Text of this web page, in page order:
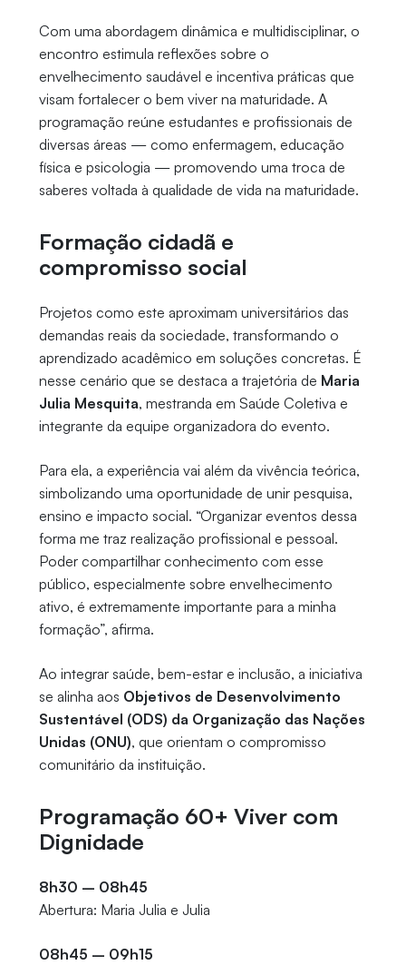
Com uma abordagem dinâmica e multidisciplinar, o
encontro estimula reflexões sobre o
envelhecimento saudável e incentiva práticas que
visam fortalecer o bem viver na maturidade. A
programação reúne estudantes e profissionais de
diversas áreas — como enfermagem, educação
física e psicologia — promovendo uma troca de
saberes voltada à qualidade de vida na maturidade.
Formação cidadã e
compromisso social
Projetos como este aproximam universitários das
demandas reais da sociedade, transformando o
aprendizado acadêmico em soluções concretas. É
nesse cenário que se destaca a trajetória de Maria
Julia Mesquita, mestranda em Saúde Coletiva e
integrante da equipe organizadora do evento.
Para ela, a experiência vai além da vivência teórica,
simbolizando uma oportunidade de unir pesquisa,
ensino e impacto social. “Organizar eventos dessa
forma me traz realização profissional e pessoal.
Poder compartilhar conhecimento com esse
público, especialmente sobre envelhecimento
ativo, é extremamente importante para a minha
formação”, afirma.
Ao integrar saúde, bem-estar e inclusão, a iniciativa
se alinha aos Objetivos de Desenvolvimento
Sustentável (ODS) da Organização das Nações
Unidas (ONU), que orientam o compromisso
comunitário da instituição.
Programação 60+ Viver com
Dignidade
8h30 – 08h45
Abertura: Maria Julia e Julia
08h45 – 09h15